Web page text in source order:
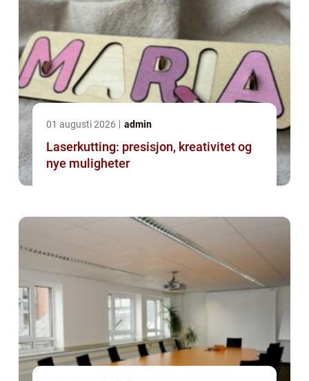
01 augusti 2026 admin
Laserkutting: presisjon, kreativitet og
nye muligheter